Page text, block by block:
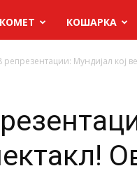
КОШАРКА
репрезентации: Мундијал кој